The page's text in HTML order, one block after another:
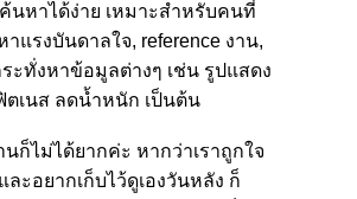
นหาได้ง่าย เหมาะสำหรับคนที่
าแรงบันดาลใจ, reference งาน,
ะทั่งหาข้อมูลต่างๆ เช่น รูปแสดง
ตเนส ลดน้ำหนัก เป็นต้น
นก็ไม่ได้ยากค่ะ หากว่าเราถูกใจ
ะอยากเก็บไว้ดูเองวันหลัง ก็